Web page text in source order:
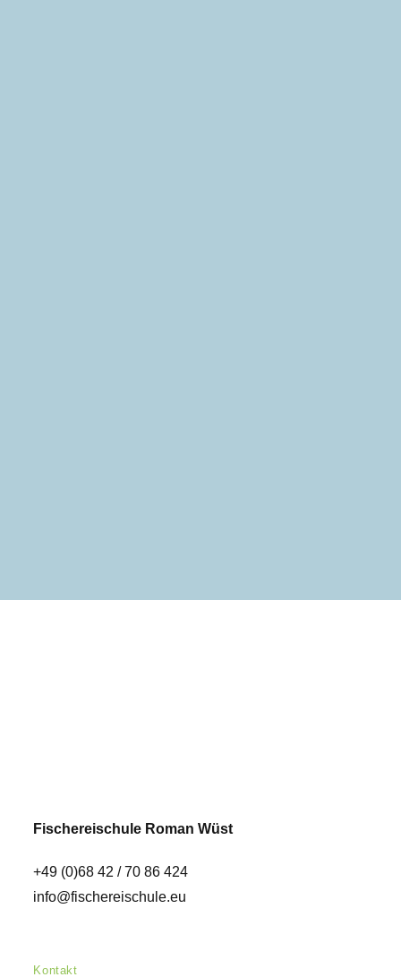
Fischereischule Roman Wüst
+49 (0)68 42 / 70 86 424
info@fischereischule.eu
Kontakt